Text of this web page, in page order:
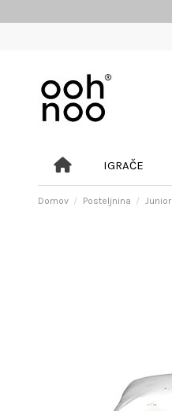
IGRAČE
Domov Posteljnina Junior